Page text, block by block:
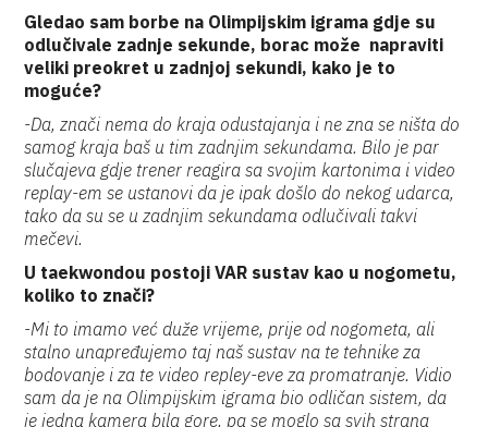
Gledao sam borbe na Olimpijskim igrama gdje su
odlučivale zadnje sekunde, borac može napraviti
veliki preokret u zadnjoj sekundi, kako je to
moguće?
-Da, znači nema do kraja odustajanja i ne zna se ništa do
samog kraja baš u tim zadnjim sekundama. Bilo je par
slučajeva gdje trener reagira sa svojim kartonima i video
replay-em se ustanovi da je ipak došlo do nekog udarca,
tako da su se u zadnjim sekundama odlučivali takvi
mečevi.
U taekwondou postoji VAR sustav kao u nogometu,
koliko to znači?
-Mi to imamo već duže vrijeme, prije od nogometa, ali
stalno unapređujemo taj naš sustav na te tehnike za
bodovanje i za te video repley-eve za promatranje. Vidio
sam da je na Olimpijskim igrama bio odličan sistem, da
je jedna kamera bila gore, pa se moglo sa svih strana